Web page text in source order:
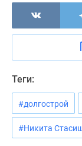
Ипотечный
калькулятор
Семейная
Военная
ипотека
Банки
программы
Медиа
Теги:
#долгострой
#Никита